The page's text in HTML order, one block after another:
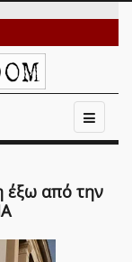
έξω από την